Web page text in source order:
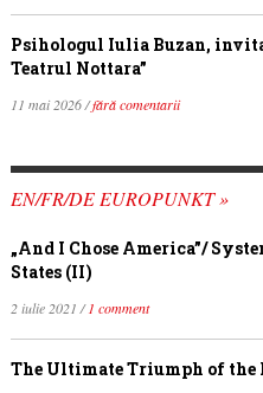
Psihologul Iulia Buzan,
Teatrul Nottara”
11 mai 2026 /fără comentarii
EN/FR/DE EUROPUNKT »
„And I Chose America”/
States (II)
2 iulie 2021 /1 comment
The Ultimate Triumph of the